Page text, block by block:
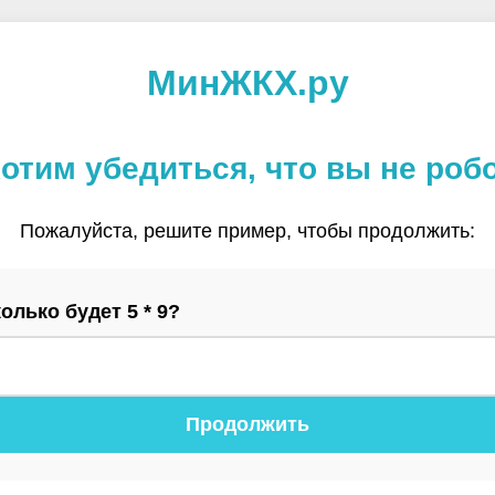
МинЖКХ.ру
убедиться, что вы не
Пожалуйста, решите пример, чтобы продолжить:
будет 5 * 9?
Продолжить